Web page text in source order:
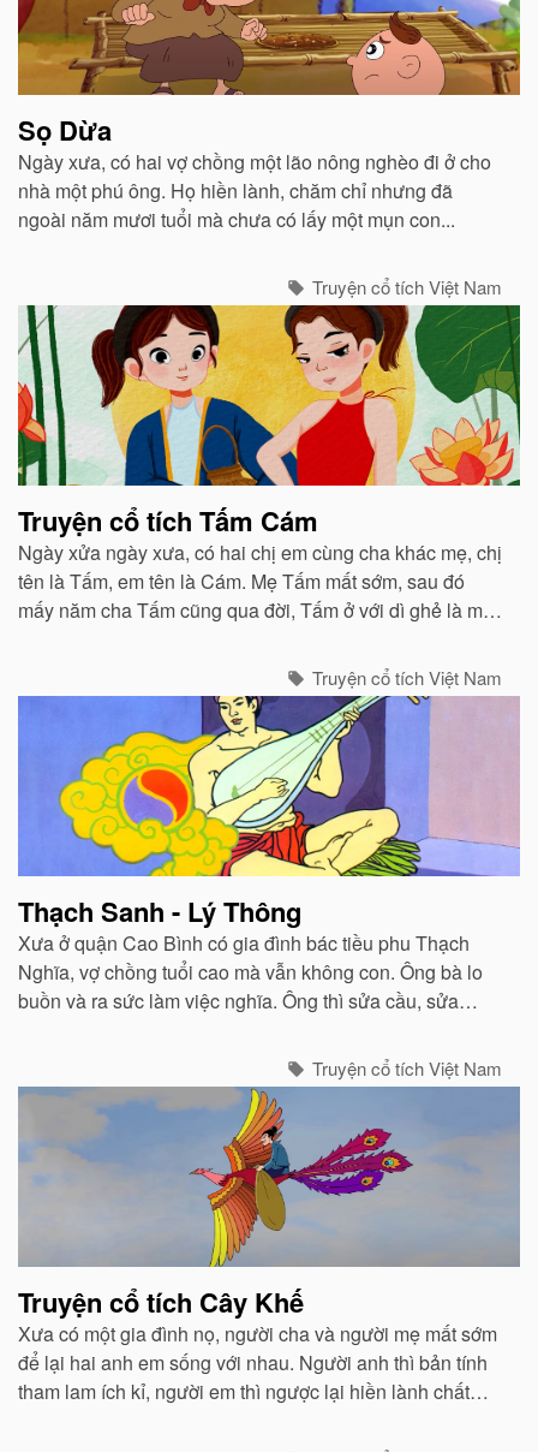
quan
Sọ Dừa
Ngày xưa, có hai vợ chồng một lão nông nghèo đi ở cho
nhà một phú ông. Họ hiền lành, chăm chỉ nhưng đã
ngoài năm mươi tuổi mà chưa có lấy một mụn con...
Truyện cổ tích Việt Nam
Truyện cổ tích Tấm Cám
Ngày xửa ngày xưa, có hai chị em cùng cha khác mẹ, chị
tên là Tấm, em tên là Cám. Mẹ Tấm mất sớm, sau đó
mấy năm cha Tấm cũng qua đời, Tấm ở với dì ghẻ là mẹ
Truyện cổ tích Việt Nam
Thạch Sanh - Lý Thông
Xưa ở quận Cao Bình có gia đình bác tiều phu Thạch
Nghĩa, vợ chồng tuổi cao mà vẫn không con. Ông bà lo
buồn và ra sức làm việc nghĩa. Ông thì sửa cầu, sửa
Truyện cổ tích Việt Nam
Truyện cổ tích Cây Khế
Xưa có một gia đình nọ, người cha và người mẹ mất sớm
để lại hai anh em sống với nhau. Người anh thì bản tính
tham lam ích kỉ, người em thì ngược lại hiền lành chất